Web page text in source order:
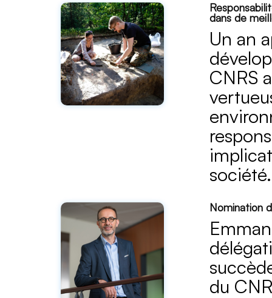
dans de
Un an
CNRS
société.
Nomination
du